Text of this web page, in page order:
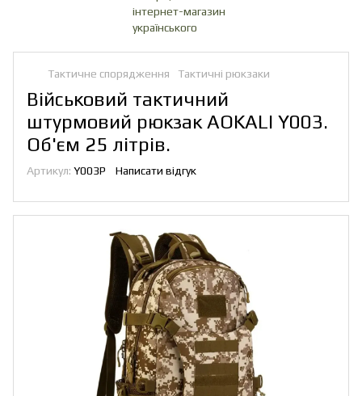
Тактичне спорядження Тактичні рюкзаки
Військовий тактичний
штурмовий рюкзак AOKALI Y003.
Об'єм 25 літрів.
Артикул: Y003P Написати відгук